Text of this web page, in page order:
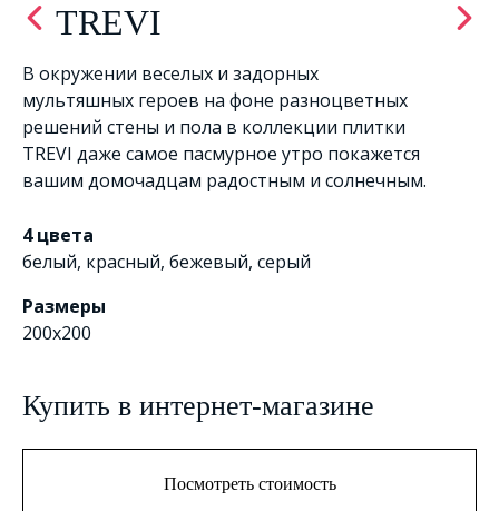
TREVI
В окружении веселых и задорных
мультяшных героев на фоне разноцветных
решений стены и пола в коллекции плитки
TREVI даже самое пасмурное утро покажется
вашим домочадцам радостным и солнечным.
4 цвета
белый, красный, бежевый, серый
Размеры
200х200
Купить в интернет-магазине
Посмотреть стоимость